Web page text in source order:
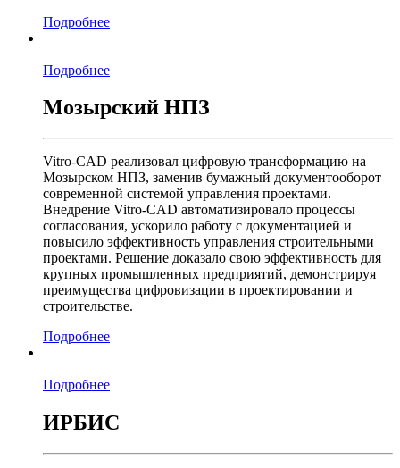
Подробнее
Подробнее
Мозырский НПЗ
Vitro-CAD реализовал цифровую трансформацию на
Мозырском НПЗ, заменив бумажный документооборот
современной системой управления проектами.
Внедрение Vitro-CAD автоматизировало процессы
согласования, ускорило работу с документацией и
повысило эффективность управления строительными
проектами. Решение доказало свою эффективность для
крупных промышленных предприятий, демонстрируя
преимущества цифровизации в проектировании и
строительстве.
Подробнее
Подробнее
ИРБИС